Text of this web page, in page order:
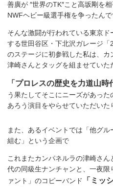
善廣が ″世界のTK″こと高坂剛を
NWFヘビー級選手権を争ったん
そんな激闘が行われている東京
する世田谷区・下北沢ガレージ
のステージに初参戦した私は、
津崎さんとタッグを組ませていた
「プロレスの歴史を力道山時
う果たしてそこにニーズがあっ
あろう演目をやらせていただいた
また、あるイベントでは「他グ
組む」という企画で
これまたカンパネルラの津崎さ
代の同級生ナンチャンと、一夜
ァント」のコピーバンド
「ミッ